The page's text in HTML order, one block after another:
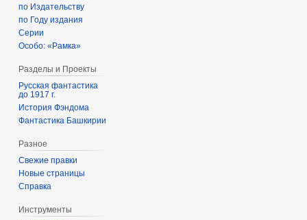
по Издательству
по Году издания
Серии
Особо: «Рамка»
Разделы и Проекты
Русская фантастика
до 1917 г.
История Фэндома
Фантастика Башкирии
Разное
Свежие правки
Новые страницы
Справка
Инструменты